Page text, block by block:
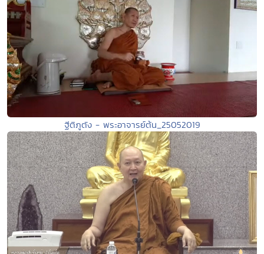
ฐีติภูตัง - พระอาจารย์ต้น_25052019